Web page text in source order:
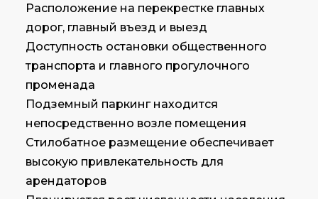
Расположение на перекрестке главных
дорог, главный въезд и выезд
Доступность остановки общественного
транспорта и главного прогулочного
променада
Подземный паркинг находится
непосредственно возле помещения
Стилобатное размещение обеспечивает
высокую привлекательность для
арендаторов